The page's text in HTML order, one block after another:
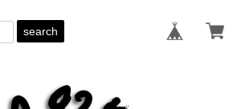
search